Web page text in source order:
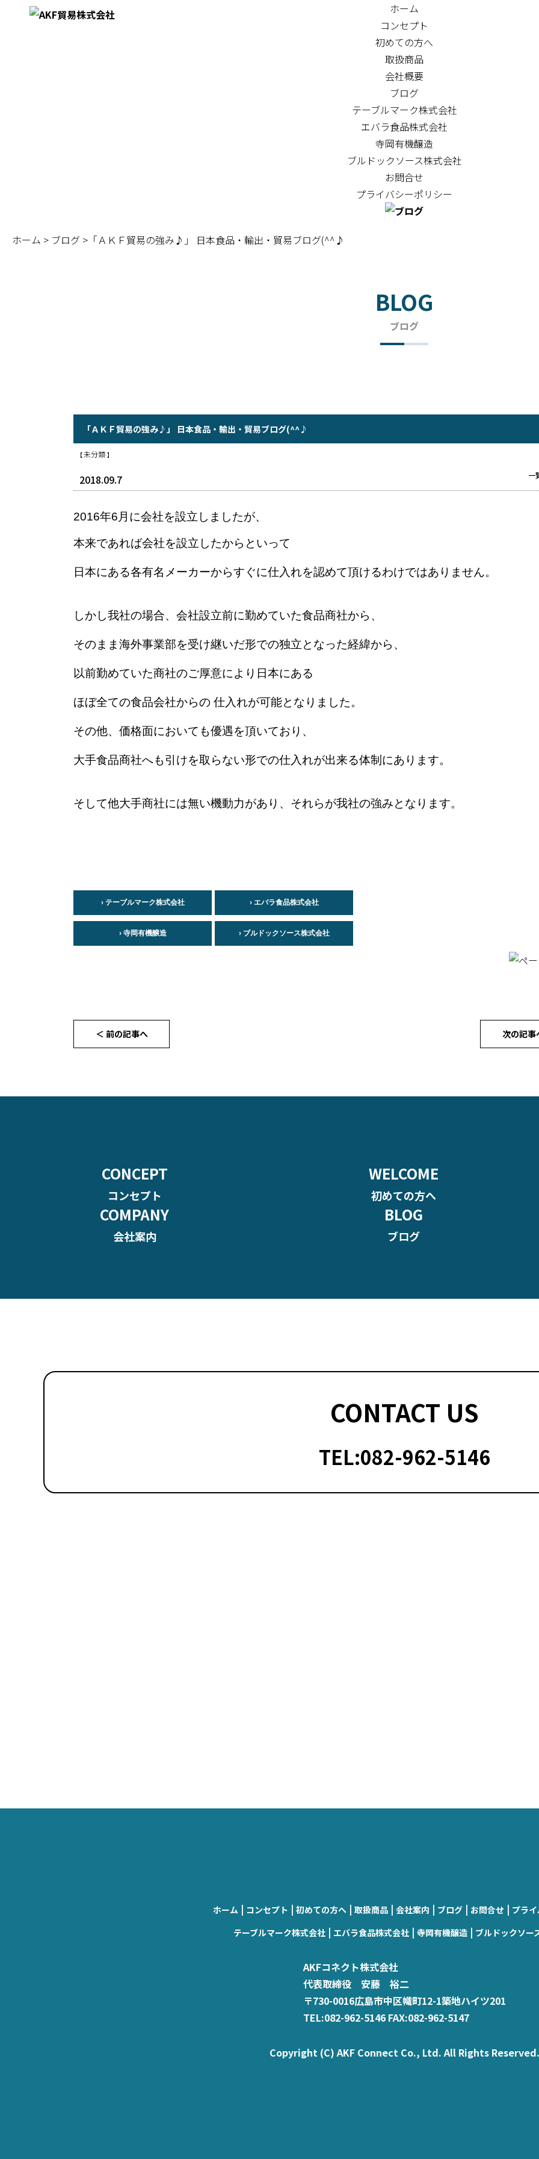
ホーム
コンセプト
初めての方へ
取扱商品
会社概要
ブログ
テーブルマーク株式会社
エバラ食品株式会社
寺岡有機醸造
ブルドックソース株式会社
お問合せ
プライバシーポリシー
ホーム > ブログ >「ＡＫＦ貿易の強み♪」 日本食品・輸出・貿易ブログ(^^♪
BLOG
ブログ
「ＡＫＦ貿易の強み♪」 日本食品・輸出・貿易ブログ(^^♪
【未分類 】
2018.09.7 一
本来であれば会社を設立したからといって
日本にある各有名メーカーからすぐに仕入れを認めて頂けるわけではありません。
しかし我社の場合、会社設立前に勤めていた食品商社から、
そのまま海外事業部を受け継いだ形での独立となった経緯から、
以前勤めていた商社のご厚意により日本にある
ほぼ全ての食品会社からの 仕入れが可能となりました。
その他、価格面においても優遇を頂いており、
大手食品商社へも引けを取らない形での仕入れが出来る体制にあります。
そして他大手商社には無い機動力があり、それらが我社の強みとなります。
› テーブルマーク株式会社 › エバラ食品株式会社
› 寺岡有機醸造 › ブルドックソース株式会社
＜ 前の記事へ 次の記事
CONCEPT
コンセプト
WELCOME
初めての方へ
COMPANY
会社案内
BLOG
ブログ
CONTACT US
TEL:082-962-5146
ホーム| コンセプト | 初めての方へ| 取扱商品| 会社案内 | ブログ| お問合せ| プラ
テーブルマーク株式会社| エバラ食品株式会社| 寺岡有機醸造| ブルドックソー
AKFコネクト株式会社
代表取締役 安藤 裕二
〒730-0016広島市中区幟町12-1築地ハイツ201
TEL:082-962-5146 FAX:082-962-5147
Copyright (C) AKF Connect Co., Ltd. All Rights Reserved.